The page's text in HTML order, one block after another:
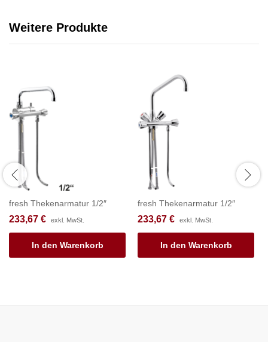
Weitere Produkte
fresh Thekenarmatur 1/2″
233,67 € exkl. MwSt.
In den Warenkorb
fresh Thekenarmatur 1/2″
233,67 € exkl. MwSt.
In den Warenkorb